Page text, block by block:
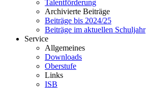
Talentförderung
Archivierte Beiträge
Beiträge bis 2024/25
Beiträge im aktuellen Schuljahr
Service
Allgemeines
Downloads
Oberstufe
Links
ISB